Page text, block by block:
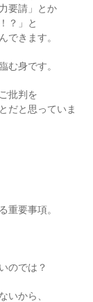
要請」とか
？」と
できます。
む身です。
批判を
だと思っていま
重要事項。
のでは？
いから、